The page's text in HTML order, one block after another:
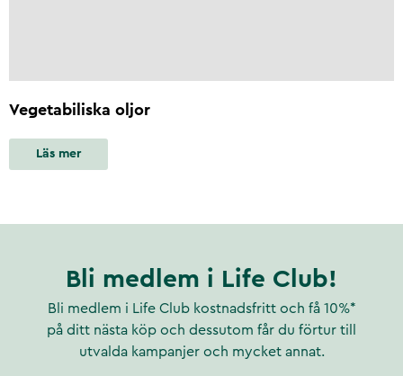
Vegetabiliska oljor
Läs mer
Bli medlem i Life Club!
Bli medlem i Life Club kostnadsfritt och få 10%*
på ditt nästa köp och dessutom får du förtur till
utvalda kampanjer och mycket annat.